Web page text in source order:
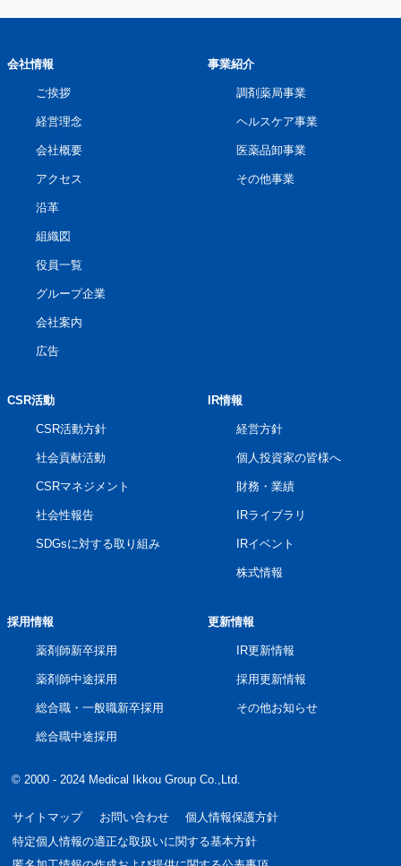
会社情報
ご挨拶
経営理念
会社概要
アクセス
沿革
組織図
役員一覧
グループ企業
会社案内
広告
事業紹介
調剤薬局事業
ヘルスケア事業
医薬品卸事業
その他事業
CSR活動
CSR活動方針
社会貢献活動
CSRマネジメント
社会性報告
SDGsに対する取り組み
IR情報
経営方針
個人投資家の皆様へ
財務・業績
IRライブラリ
IRイベント
株式情報
採用情報
薬剤師新卒採用
薬剤師中途採用
総合職・一般職新卒採用
総合職中途採用
更新情報
IR更新情報
採用更新情報
その他お知らせ
© 2000 - 2024 Medical Ikkou Group Co.,Ltd.
サイトマップ お問い合わせ
個人情報保護方針
特定個人情報の適正な取扱いに関する基本方針